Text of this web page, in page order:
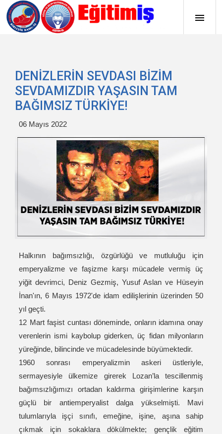
DENİZLERİN SEVDASI BİZİM
SEVDAMIZDIR YAŞASIN TAM
BAĞIMSIZ TÜRKİYE!
06 Mayıs 2022
Halkının bağımsızlığı, özgürlüğü ve mutluluğu için
emperyalizme ve faşizme karşı mücadele vermiş üç
yiğit devrimci, Deniz Gezmiş, Yusuf Aslan ve Hüseyin
İnan'ın, 6 Mayıs 1972'de idam edilişlerinin üzerinden 50
yıl geçti.
12 Mart faşist cuntası döneminde, onların idamına onay
verenlerin ismi kaybolup giderken, üç fidan milyonların
yüreğinde, bilincinde ve mücadelesinde büyümektedir.
1960 sonrası emperyalizmin askeri üstleriyle,
sermayesiyle ülkemize girerek Lozan’la tescillenmiş
bağımsızlığımızı ortadan kaldırma girişimlerine karşın
güçlü bir antiemperyalist dalga yükselmişti. Mavi
tulumlarıyla işçi sınıfı, emeğine, işine, aşına sahip
çıkmak için sokaklara dökülmekte; gençlik eğitim